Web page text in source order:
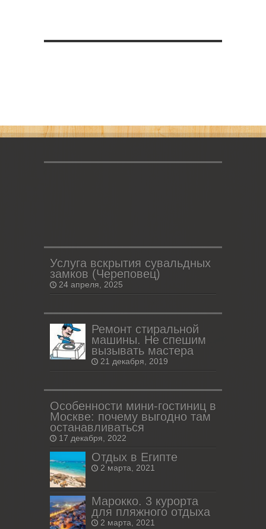
Услуга вскрытия сувальдных
замков (Череповец)
24 апреля, 2025
Ремонт стиральной
машины. Не спешим
вызывать мастера
21 декабря, 2019
Особенности мини-гостиниц в
Москве: почему выгодно там
останавливаться
17 декабря, 2022
Отдых в Египте
2 марта, 2021
Марокко. 3 курорта
для пляжного отдыха
2 марта, 2021